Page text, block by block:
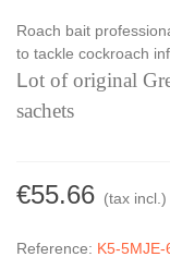
Roach bait
to tackle cockroach
Lot of original
sachets
€55.66 (tax incl.)
Reference: K5-5MJE-